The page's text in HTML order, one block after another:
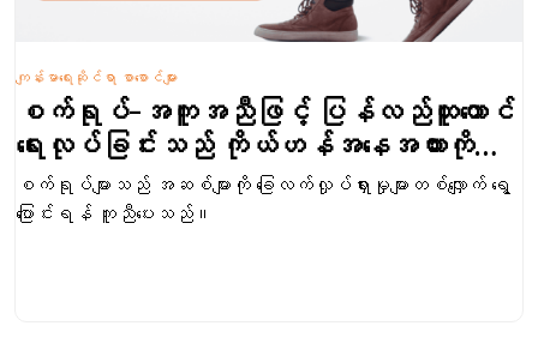
စက်ရုပ်-အကူအညီဖြင့် ပြန်လည်ထူထောင်
ရေးလုပ်ခြင်းသည် ကိုယ်ဟန်အနေအထားကို
ပြန်ချိန်ညှိပေးသော Gait & Balance
Training ၏ အခြေအနေကို ပိုတိုးစေသည်။
စက်ရုပ်များသည် အဆစ်များကို ခြေလက်လှုပ်ရှားမှုများတစ်လျှောက် ရွေ့
ပြောင်းရန် ကူညီပေးသည်။
ကျန်းမာရေးဆိုင်ရာ စာစောင်များ